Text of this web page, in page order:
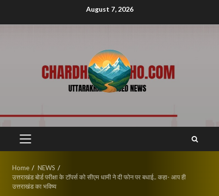
August 7, 2026
PRIMARY
Home
NEWS
उत्तराखंड बोर्ड परीक्षा के टॉपर्स को सीएम धामी ने दी फोन पर बधाई.. कहा- आप ही
उत्तराखंड का भविष्य